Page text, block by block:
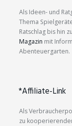
Als Ideen- und
Thema
Ratschlag bis hin
Magazin mit
Abenteuergarten.
*Affiliate-Link
Als
zu